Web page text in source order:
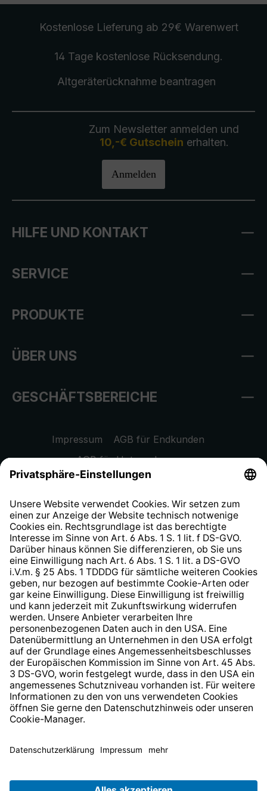
Kostenlose Lieferung ab 29€ Warenwert
14 Tage kostenlose Rücksendung.
Altgeräterücknahmebeantragen
Zum Newsletter anmelden und
10,-€ Gutschein erhalten.
Anmelden
HILFE UND KONTAKT
SERVICE
PRODUKTE
ÜBER UNS
GESCHÄFTSBEREICHE
Impressum
AGB für Endkunden
AGB für Unternehmen
Datenschutzhinweis
Widerrufsrecht
Hinweisgeberschutzsystem
Barrierefreiheit
* Alle Preise inkl. gesetzl. Mehrwertsteuer zzgl.
anders angegeben.